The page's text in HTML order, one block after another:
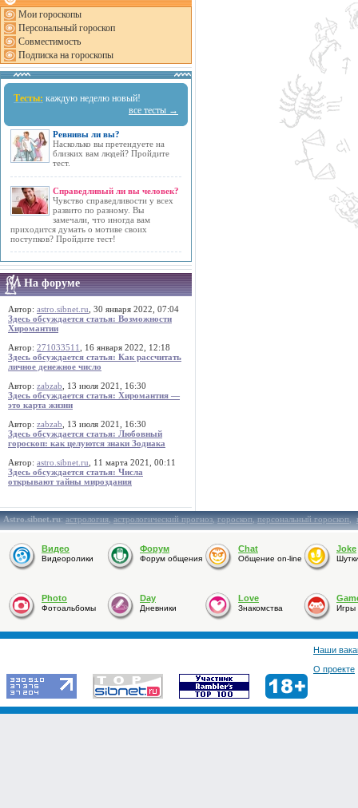
Мои гороскопы
Персональный гороскоп
Совместимость
Подписка на гороскопы
Тесты: каждую неделю новый!
все тесты →
Ревнивы ли вы?
Насколько вы претендуете на
близких вам людей? Пройдите
тест.
Справедливый ли вы человек?
Чувство справедливости у всех
развито по разному. Вы
замечали, что иногда вам
приходится думать о мотиве своих
поступков? Пройдите тест!
На форуме
Автор: astro.sibnet.ru , 30 января 2022, 07:04
Здесь обсуждается статья: Возможности
Хиромантии
Автор: 271033511
, 16 января 2022, 12:18
Здесь обсуждается статья: Как рассчитать
личное денежное число
Автор: zabzab , 13 июля 2021, 16:30
Здесь обсуждается статья: Хиромантия —
это карта жизни
Автор: zabzab , 13 июля 2021, 16:30
Здесь обсуждается статья: Любовный
гороскоп: как целуются знаки Зодиака
Автор: astro.sibnet.ru , 11 марта 2021, 00:11
Здесь обсуждается статья: Числа
открывают тайны мироздания
Astro.sibnet.ru:астрология,астрологический прогноз,гороскоп,персональный гороскоп,
Видео
Видеоролики
Форум
Форум общения
Chat
Общение on-line
Joke
Photo
Фотоальбомы
Day
Дневники
Love
Знакомства Игры
Наши
О проекте